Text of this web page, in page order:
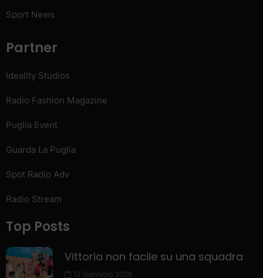
Sport News
Partner
Ideality Studios
Radio Fashion Magazine
Puglia Event
Guarda La Puglia
Spot Radio Adv
Radio Stream
Top Posts
Vittoria non facile su una squadra
12 Gennaio 2026